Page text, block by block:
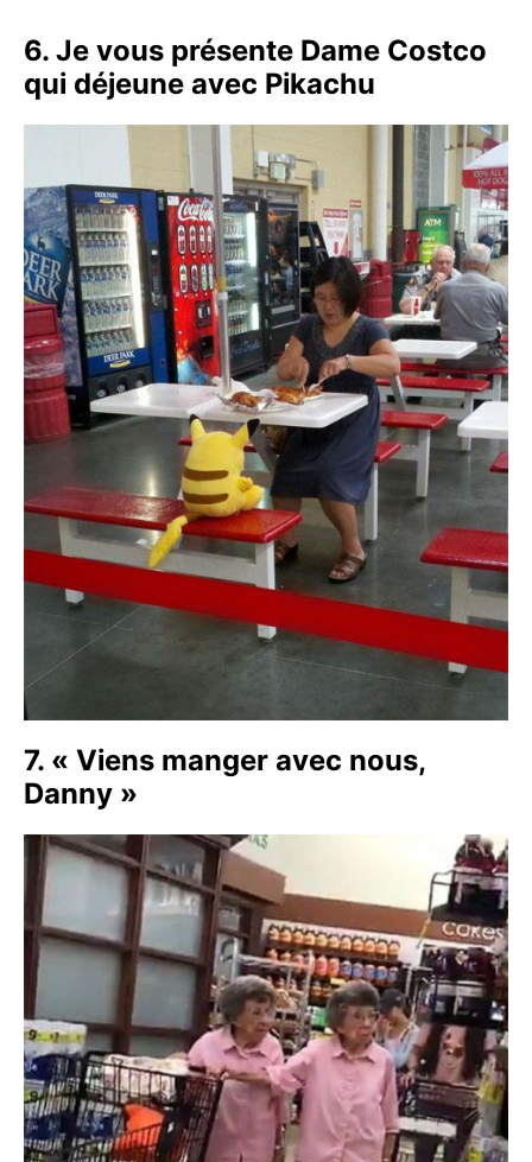
6. Je vous présente Dame Costco
qui déjeune avec Pikachu
7. « Viens manger avec nous,
Danny »